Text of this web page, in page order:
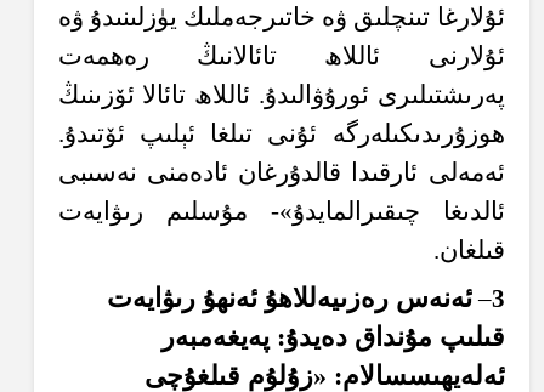
ئۇلارغا تىنچلىق ۋە خاتىرجەملىك يۈزلىنىدۇ ۋە
ئۇلارنى ئاللاھ تائالانىڭ رەھمەت
پەرىشتىلىرى ئورۇۋالىدۇ. ئاللاھ تائالا ئۆزىنىڭ
ھوزۇرىدىكىلەرگە ئۇنى تىلغا ئېلىپ ئۆتىدۇ.
ئەمەلى ئارقىدا قالدۇرغان ئادەمنى نەسىبى
ئالدىغا چىقىرالمايدۇ»- مۇسلىم رىۋايەت
قىلغان.
3
–ئەنەس رەزىيەللاھۇ ئەنھۇ رىۋايەت
قىلىپ مۇنداق دەيدۇ: پەيغەمبەر
ئەلەيھىسسالام: «زۇلۇم قىلغۇچى